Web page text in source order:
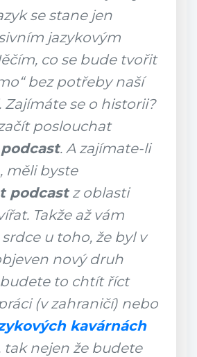
se stane jen
jazykovým
co se bude tvořit
bez potřeby naší
Zajímáte se o historii?
poslouchat
. A zajímate-li
měli byste
podcastz oblasti
Takže až vám
u toho, že byl v
nový druh
to chtít říct
(v zahraničí) nebo
kavárnách
tak nejen že budete